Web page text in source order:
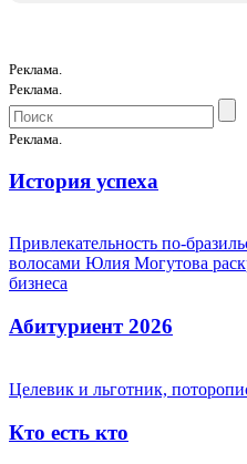
Реклама.
Реклама.
Реклама.
История успеха
Привлекательность по-
волосами Юлия Могутова
бизнеса
Абитуриент 2026
Целевик и льготник,
Кто есть кто